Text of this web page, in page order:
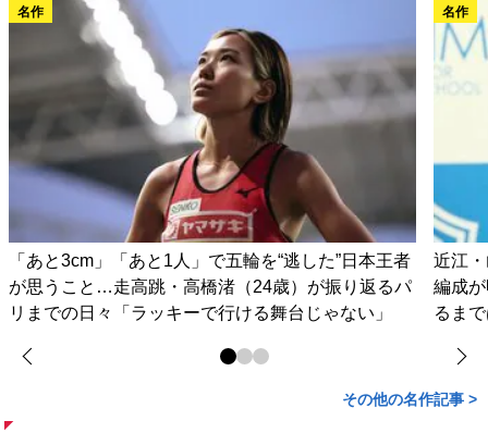
名作
「あと3cm」「あと1人」で五輪を“逃した”日本王者
が思うこと…走高跳・高橋渚（24歳）が振り返るパ
リまでの日々「ラッキーで行ける舞台じゃない」
名作
近江
編成
るま
その他の名作記事 >